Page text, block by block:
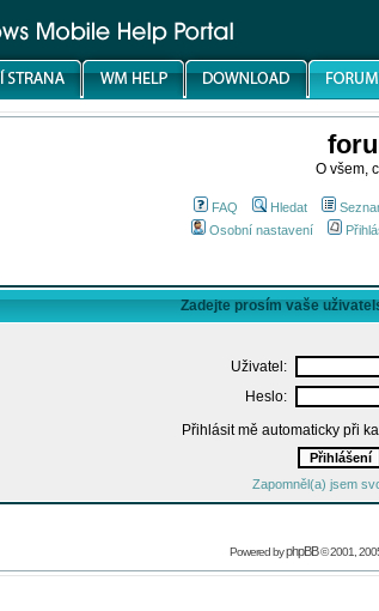
O všem,
FAQ Hledat
Osobní nastavení
Zadejte prosím vaše
Uživatel:
Heslo:
Přihlásit mě automaticky při
Zapomněl(a) jsem
Powered byphpBB© 2001,